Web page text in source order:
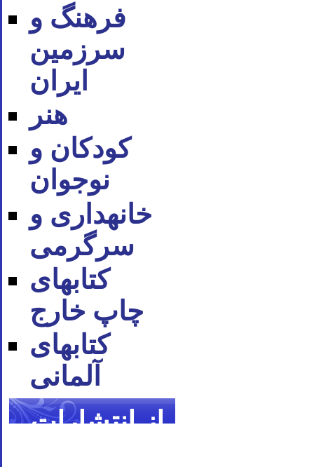
فرهنگ و
سرزمین
ایران
هنر
کودکان و
نوجوان
خانه‪داری و
سرگرمی
کتاب‪های
چاپ خارج
کتاب‪های
آلمانی
از انتشارات